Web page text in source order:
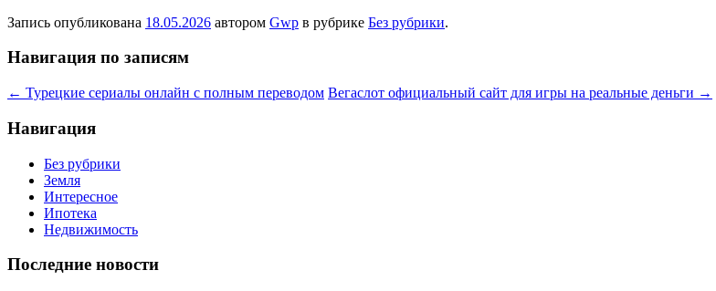
Запись опубликована 18.05.2026 автором Gwp в рубрике Без рубрики.
Навигация по записям
← Турецкие сериалы онлайн с полным переводом Вегаслот официальный сайт для игры на реальные деньги →
Навигация
Без рубрики
Земля
Интересное
Ипотека
Недвижимость
Последние новости